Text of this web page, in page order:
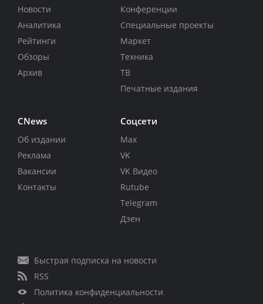
Новости
Аналитика
Рейтинги
Обзоры
Архив
Конференции
Специальные проекты
Маркет
Техника
ТВ
Печатные издания
CNews
Об издании
Реклама
Вакансии
Контакты
Соцсети
Max
VK
VK Видео
Rutube
Telegram
Дзен
Быстрая подписка на новости
RSS
Политика конфиденциальности